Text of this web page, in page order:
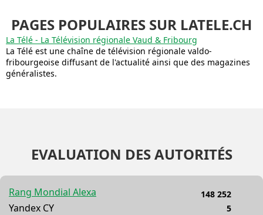
PAGES POPULAIRES SUR LATELE.CH
La Télé - La Télévision régionale Vaud & Fribourg
La Télé est une chaîne de télévision régionale valdo-
fribourgeoise diffusant de l'actualité ainsi que des magazines
généralistes.
EVALUATION DES AUTORITÉS
Rang Mondial Alexa
Yandex CY
148 252
5